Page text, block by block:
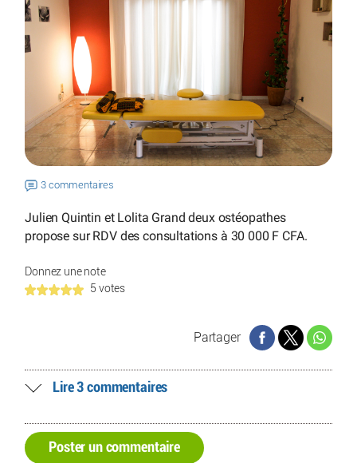
3 commentaires
Julien Quintin et Lolita Grand deux ostéopathes
propose sur RDV des consultations à 30 000 F CFA.
Donnez une note
5 votes
Partager
Lire 3 commentaires
Poster un commentaire